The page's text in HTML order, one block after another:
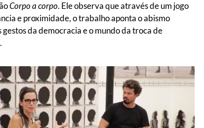
Corpo a corpo. Ele observa que através de um jogo
e proximidade, o trabalho aponta o abismo
gestos da democracia e o mundo da troca de